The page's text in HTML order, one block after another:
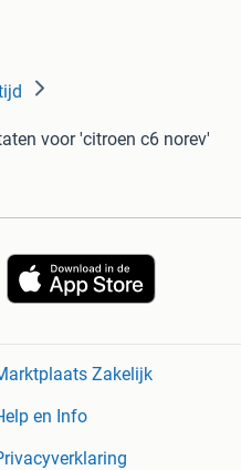
voor 'citroen c6 norev'
Zakelijk
en Info